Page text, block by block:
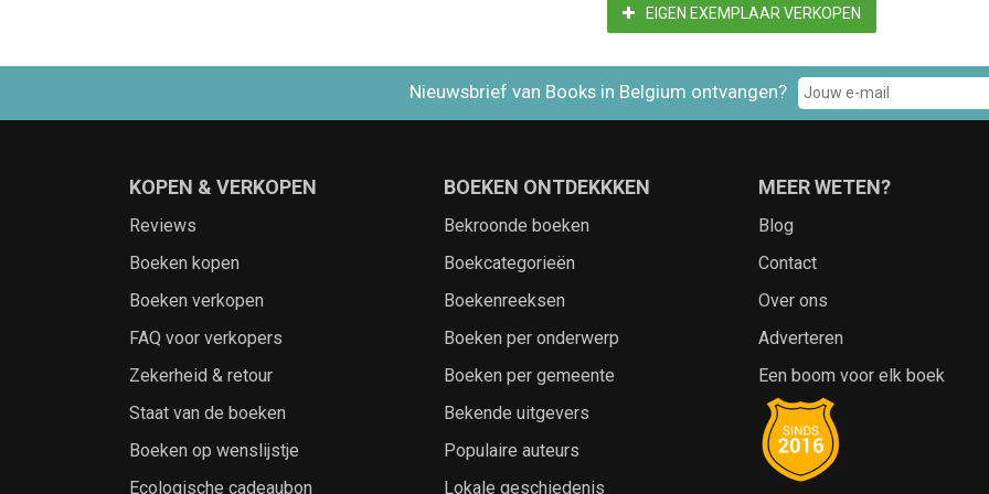
EIGEN EXEMPLAAR VERKOPEN
Nieuwsbrief van Books in Belgium ontvangen?
KOPEN & VERKOPEN
Reviews
Boeken kopen
Boeken verkopen
FAQ voor verkopers
Zekerheid & retour
Staat van de boeken
Boeken op wenslijstje
Ecologische cadeaubon
BOEKEN ONTDEKKKEN
Bekroonde boeken
Boekcategorieën
Boekenreeksen
Boeken per onderwerp
Boeken per gemeente
Bekende uitgevers
Populaire auteurs
Lokale geschiedenis
MEER WETEN?
Blog
Contact
Over ons
Adverteren
Een boom voor elk boek